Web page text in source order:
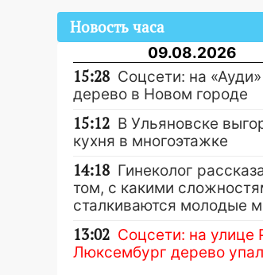
Новость часа
09.08.2026
15:28 Соцсети: на
дерево в Новом городе
15:12 В Ульяновске
кухня в многоэтажке
14:18 Гинеколог
том, с какими
сталкиваются молодые
13:02 Соцсети: на улице
Люксембург дерево